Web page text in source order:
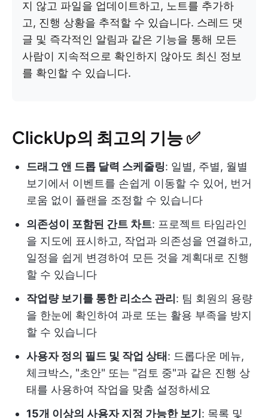
지 않고 파일을 업데이트하고, 노트를 추가하
고, 진행 상황을 추적할 수 있습니다. 스레드 댓
글 및 즉각적인 알림과 같은 기능을 통해 모든
사람이 지속적으로 확인하지 않아도 최신 정보
를 확인할 수 있습니다.
ClickUp의 최고의 기능 ✅
드래그 앤 드롭 달력 스케줄링: 일별, 주별, 월별
보기에서 이벤트를 손쉽게 이동할 수 있어, 번거
로움 없이 플랜을 조정할 수 있습니다
의존성이 포함된 간트 차트: 프로젝트 타임라인
을 지도에 표시하고, 작업과 의존성을 연결하고,
일정을 쉽게 변경하여 모든 것을 계획대로 진행
할 수 있습니다
작업량 보기를 통한 리소스 관리: 팀 회원의 용량
을 한눈에 확인하여 과로 또는 활용 부족을 방지
할 수 있습니다
사용자 정의 필드 및 작업 상태: 드롭다운 메뉴,
체크박스, "초안" 또는 "검토 중"과 같은 진행 상
태를 사용하여 작업을 맞춤 설정하세요
15개 이상의 사용자 지정 가능한 보기: 목록 및